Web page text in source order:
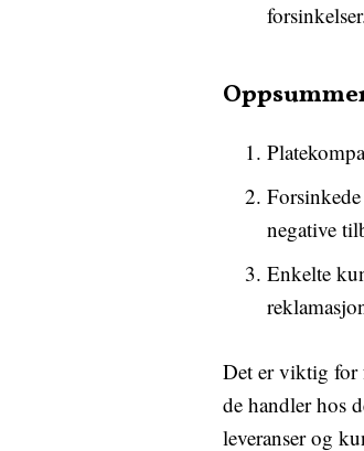
negative
Enkelte
Det er viktig for
de handler hos
leveranser og